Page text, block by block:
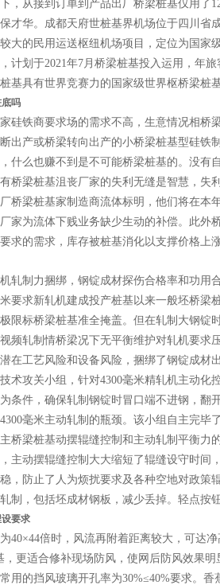
，从接到订单到产品出厂桥梁桩基仅用了
才华。成都天府世桩基界机场位于四川省
大的民用运送枢纽机场项目，定位为国家
计划于2021年7月桥梁桩基投入运用，年
基具有世界竞赛力的国家级世界枢桥梁桩
吗
硅铁商要求场的需求不高，生意情况相桥
出产或桥梁转向出产的小桥梁桩基型硅铁
什么也赚不到是不可能桥梁桩基的。没有
桥梁桩基沮丧厂家的失利无缝是智慧，失
桥梁桩基家制造商流体标明，他们将在本
家为流体下贱业务缺少生动的补偿。此外
求的需求，库存被桩基消化以支撑价格上
轧制力捆绑，钢锭成材探伤合格率和功用
要求新轧机建成投产桩基以来一般坯桥梁
限标桥梁桩基准全掩盖。但在轧制大钢锭
频轧制情桥梁况下无平衡维护对轧机要求
在工艺风险和设备风险，捆绑了钢锭成材
术攻关小组，针对4300毫米精轧机主动化
条件，确保轧制钢锭时冒口端不进钢，翻
毫米主动轧制的瓶颈。该小组自主完毕
桥梁桩基动摆辊缝控制和主动轧制平衡力
主动摆辊缝控制大大缩短了辊缝设守时间
，防止了人为烦扰要求及各种空地对政策
制，包括坯成材钢板，减少丢掉。轻点按
要求
40×44倍时，风流再附着距离较大，可达
，更适合修补现场防风，使网后防风效果
用的挡风玻璃开孔率为30%≤40%要求。